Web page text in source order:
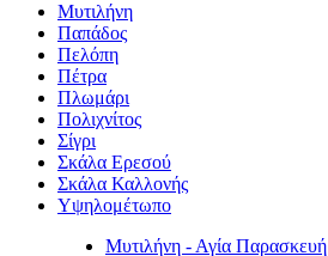
Μυτιλήνη
Παπάδος
Πελόπη
Πέτρα
Πλωμάρι
Πολιχνίτος
Σίγρι
Σκάλα Ερεσού
Σκάλα Καλλονής
Υψηλομέτωπο
Μυτιλήνη - Αγία Παρασκευή